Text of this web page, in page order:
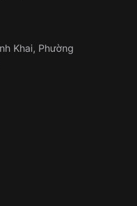
thanh toán trực tiếp
hàng
hàng trong suốt quá
Khai, Phường